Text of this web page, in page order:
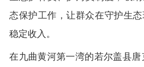
态保护工作，让群众在守护生
稳定收入。
在九曲黄河第一湾的若尔盖县